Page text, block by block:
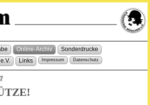
Online-Archiv
Sonderdrucke
Links Impressum Datenschutz